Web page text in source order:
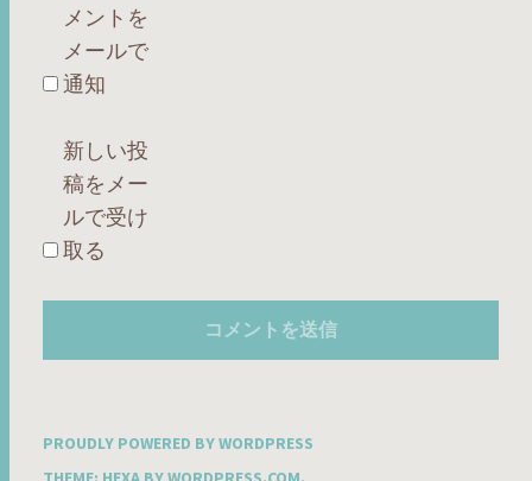
メントを
メールで
通知
新しい投
稿をメー
ルで受け
取る
PROUDLY POWERED BY WORDPRESS